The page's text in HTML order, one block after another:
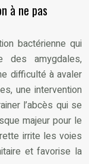
à ne pas
bactérienne qui
des amygdales,
difficulté à avaler
une intervention
l’abcès qui se
majeur pour le
irrite les voies
et favorise la